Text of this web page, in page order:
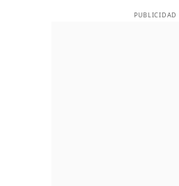
PUBLICIDAD